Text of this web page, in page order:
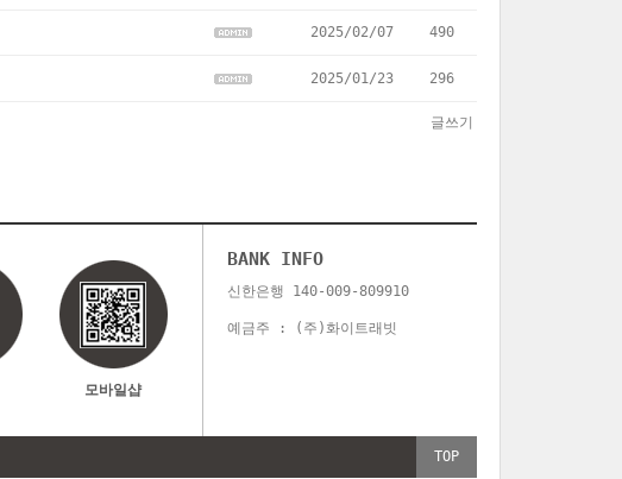
2025/02/07 490
2025/01/23 296
글쓰기
모바일샵
BANK INFO
신한은행 140-009-809910
예금주 : (주)화이트래빗
TOP